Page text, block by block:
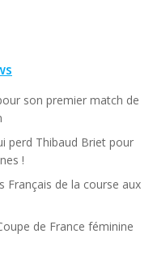
son premier match de
perd Thibaud Briet pour
!
Français de la course aux
de France féminine